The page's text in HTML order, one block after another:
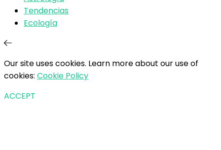
Tendencias
Ecología
Our site uses cookies. Learn more about our use of
cookies: Cookie Policy
ACCEPT